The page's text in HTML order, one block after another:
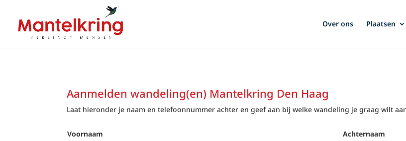
Over ons Plaatsen
Aanmelden wandeling(en) Mantelkring Den Haag
Laat hieronder je naam en telefoonnummer achter en geef aan bij welke wandeling je graag wilt
Voornaam Achternaam